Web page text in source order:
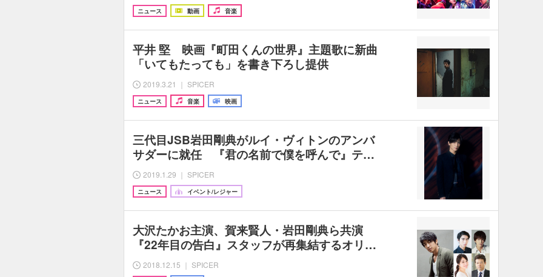
ニュース 動画 音楽
平井 堅 映画『町田くんの世界』主題歌に新曲
「いてもたっても」を書き下ろし提供
2019.3.21 ｜ SPICER
ニュース 音楽 映画
三代目JSB岩田剛典がルイ・ヴィトンのアンバ
サダーに就任 『君の名前で僕を呼んで』テ…
2019.1.29 ｜ SPICER
ニュース イベント/レジャー
大沢たかお主演、賀来賢人・岩田剛典ら共演
『22年目の告白』スタッフが再集結するオリ…
2018.12.15 ｜ SPICER